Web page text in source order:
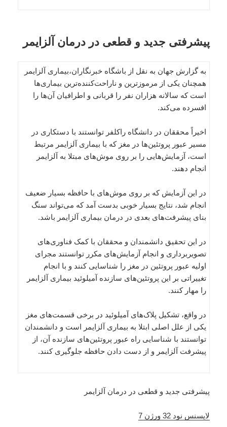
پیشرفتی جدید و قطعی در درمان آلزایمر
به گزارش جهان به نقل از باشگاه خبرنگاران،بیماری آلزایمر
همچنان یکی از مرموزترین و ناراحت‌کننده‌ترین بیماری‌ها
است که سالانه هزاران نفر را قربانی و اطرافیان آن‌ها را
افسرده می‌کند.
اخیراً محققان در دانشگاه راکلفر توانستند با دستکاری در
مسیر عبور پروتئین‌ها در مغز که با بیماری آلزایمر مرتبط
است، آزمایش‌هایی را بر روی موش‌های مبتلا به آلزایمر
انجام دهند.
در این آزمایش که بر روی موش‌های با حافظه بسیار ضعیف
انجام شد، نتایج بسیار خوبی بدست آمد که می‌تواند سنگ
بنای پیشرفت‌های بعدی در درمان بیماری آلزایمر باشد.
در این تحقیق دانشمندان و محققان با کمک فناوری‌های
تصویربرداری و انجام آزمایش‌های مکرر توانستند مجرای
اولیه عبور پروتئین در مغز را شناسایی کنند و با انجام
تغییراتی بر این پروتئین‌های سازنده آمیلوئید بیماری آلزایمر
را مهار کنند.
در واقع، تشکیل پلاک‌های آمیلوئید در برخی قسمت‌های مغز
یکی از علل اصلی ابتلا به بیماری آلزایمر است و دانشمندان
توانستند با شناسایی راه عبور پروتئین‌های سازنده آن، از
پیشرفت آلزایمر و از دست دادن حافظه جلوگیری کنند.
پیشرفتی جدید و قطعی در درمان آلزایمر
لایسنس نود 32 ورژن 7